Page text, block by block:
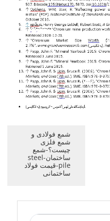
شمع فولادی و
شمع فلزی
چیست؟-شمع
ساختمان-steel
pile-قیمت فولاد
ساختمانی